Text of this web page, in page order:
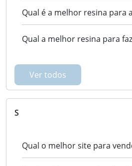
Qual é a melhor resina para
Qual a melhor resina para
Ver todos
S
Qual o melhor site para